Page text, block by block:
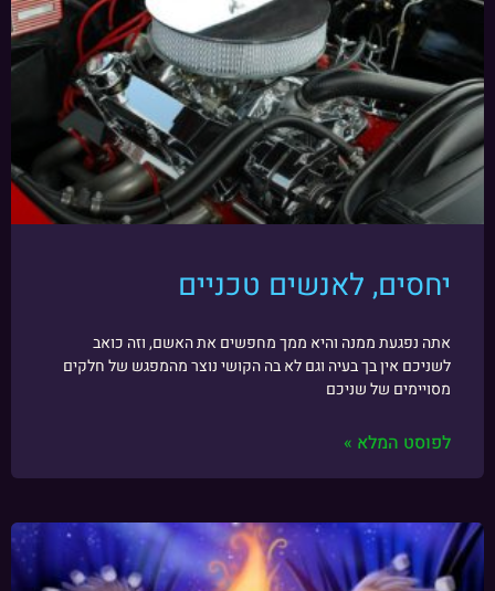
יחסים, לאנשים טכניים
אתה נפגעת ממנה והיא ממך מחפשים את האשם, וזה כואב
לשניכם אין בך בעיה וגם לא בה הקושי נוצר מהמפגש של חלקים
מסויימים של שניכם
לפוסט המלא »